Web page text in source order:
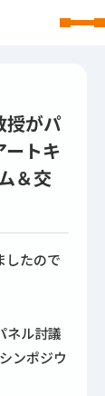
授がパ
トキ
＆交
したので
ネル討議
ンポジウ